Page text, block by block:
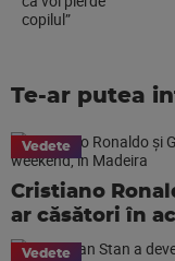
Te-ar putea
Vedete
Cristiano
ar căsători în
Vedete